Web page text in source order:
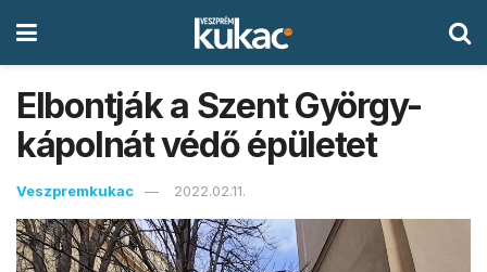
Elbontják a Szent György-
kápolnát védő épületet
Veszpremkukac 2022.02.11.